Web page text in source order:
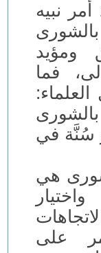
نبيه
ومؤيد
فما
بالشورى
سُنَّة في
هي
على